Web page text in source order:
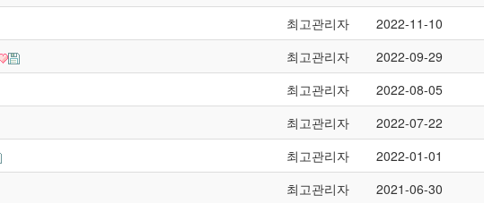
최고관리자
2022-11-10
최고관리자
2022-09-29
최고관리자
2022-08-05
최고관리자
2022-07-22
최고관리자
2022-01-01
최고관리자
2021-06-30